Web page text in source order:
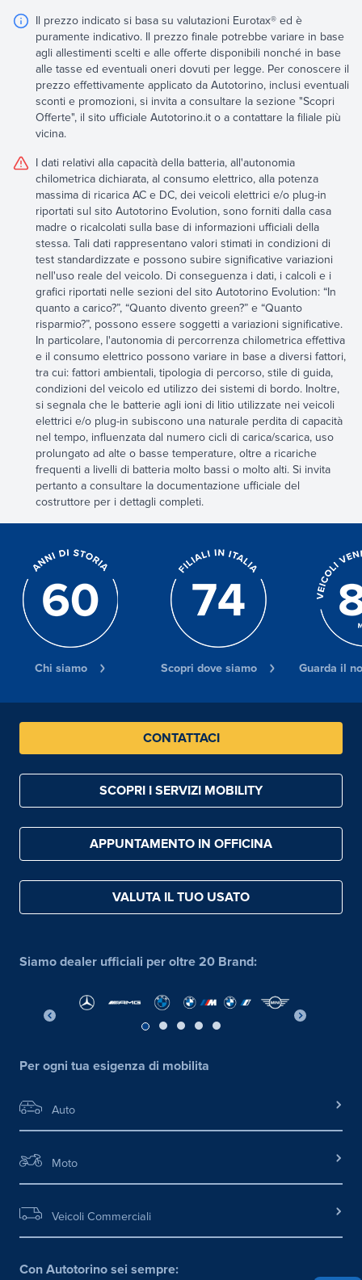
Il prezzo indicato si basa su valutazioni Eurotax® ed è
puramente indicativo. Il prezzo finale potrebbe variare in base
agli allestimenti scelti e alle offerte disponibili nonché in base
alle tasse ed eventuali oneri dovuti per legge. Per conoscere il
prezzo effettivamente applicato da Autotorino, inclusi eventuali
sconti e promozioni, si invita a consultare la sezione "Scopri
Offerte", il sito ufficiale Autotorino.it o a contattare la filiale più
vicina.
I dati relativi alla capacità della batteria, all'autonomia
chilometrica dichiarata, al consumo elettrico, alla potenza
massima di ricarica AC e DC, dei veicoli elettrici e/o plug-in
riportati sul sito Autotorino Evolution, sono forniti dalla casa
madre o ricalcolati sulla base di informazioni ufficiali della
stessa. Tali dati rappresentano valori stimati in condizioni di
test standardizzate e possono subire significative variazioni
nell'uso reale del veicolo. Di conseguenza i dati, i calcoli e i
grafici riportati nelle sezioni del sito Autotorino Evolution: “In
quanto a carico?”, “Quanto divento green?” e “Quanto
risparmio?”, possono essere soggetti a variazioni significative.
In particolare, l'autonomia di percorrenza chilometrica effettiva
e il consumo elettrico possono variare in base a diversi fattori,
tra cui: fattori ambientali, tipologia di percorso, stile di guida,
condizioni del veicolo ed utilizzo dei sistemi di bordo. Inoltre,
si segnala che le batterie agli ioni di litio utilizzate nei veicoli
elettrici e/o plug-in subiscono una naturale perdita di capacità
nel tempo, influenzata dal numero cicli di carica/scarica, uso
prolungato ad alte o basse temperature, oltre a ricariche
frequenti a livelli di batteria molto bassi o molto alti. Si invita
pertanto a consultare la documentazione ufficiale del
costruttore per i dettagli completi.
Chi siamo Scopri dove siamo Guarda il
CONTATTACI
SCOPRI I SERVIZI MOBILITY
APPUNTAMENTO IN OFFICINA
VALUTA IL TUO USATO
Siamo dealer ufficiali per oltre 20 Brand:
Per ogni tua esigenza di mobilita
Auto
Moto
Veicoli Commerciali
Con Autotorino sei sempre: